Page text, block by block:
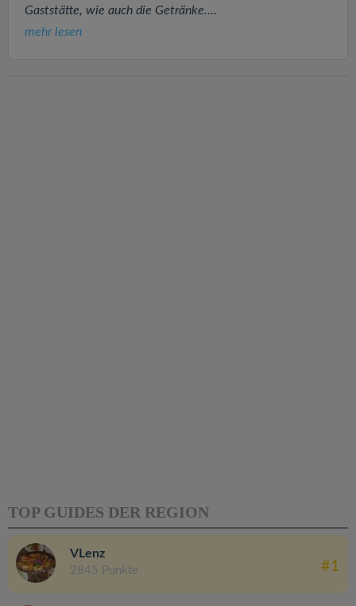
Gaststätte, wie auch die Getränke....
mehr lesen
TOP GUIDES DER REGION
VLenz
2845 Punkte #1